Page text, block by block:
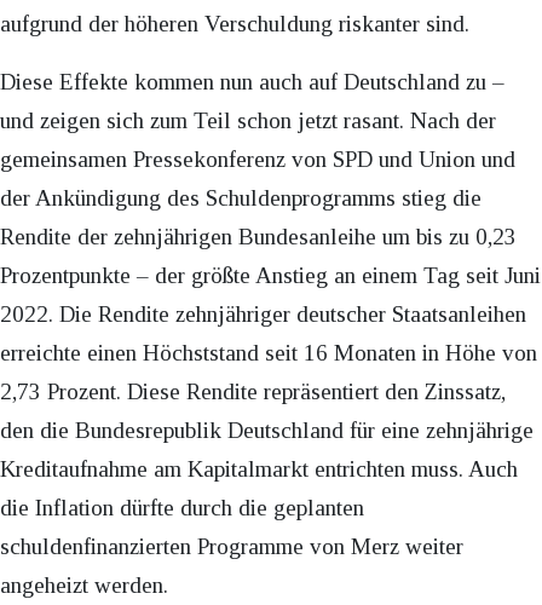
aufgrund der höheren Verschuldung riskanter sind.
Diese Effekte kommen nun auch auf Deutschland zu –
und zeigen sich zum Teil schon jetzt rasant. Nach der
gemeinsamen Pressekonferenz von SPD und Union und
der Ankündigung des Schuldenprogramms stieg die
Rendite der zehnjährigen Bundesanleihe um bis zu 0,23
Prozentpunkte – der größte Anstieg an einem Tag seit Juni
2022. Die Rendite zehnjähriger deutscher Staatsanleihen
erreichte einen Höchststand seit 16 Monaten in Höhe von
2,73 Prozent. Diese Rendite repräsentiert den Zinssatz,
den die Bundesrepublik Deutschland für eine zehnjährige
Kreditaufnahme am Kapitalmarkt entrichten muss. Auch
die Inflation dürfte durch die geplanten
schuldenfinanzierten Programme von Merz weiter
angeheizt werden.